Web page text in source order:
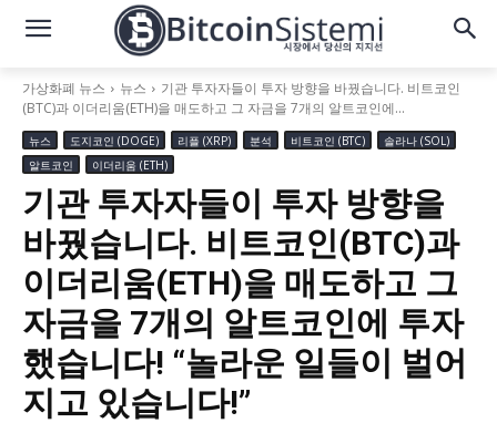
가상화폐 뉴스 뉴스
기관 투자자들이 투자 방향을 바꿨습니다. 비트코인
(BTC)과 이더리움(ETH)을 매도하고 그 자금을 7개의 알트코인에...
뉴스 도지코인 (DOGE) 리플 (XRP) 분석 비트코인 (BTC)
솔라나 (SOL)
알트코인
이더리움 (ETH)
기관 투자자들이 투자 방향을
바꿨습니다. 비트코인(BTC)과
이더리움(ETH)을 매도하고 그
자금을 7개의 알트코인에 투자
했습니다! “놀라운 일들이 벌어
지고 있습니다!”